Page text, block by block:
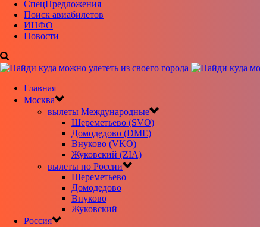
CпецПредложения
Поиск авиабилетов
ИНФО
Новости
Главная
Москва
вылеты Международные
Шереметьево (SVO)
Домодедово (DME)
Внуково (VKO)
Жуковский (ZIA)
вылеты по России
Шереметьево
Домодедово
Внуково
Жуковский
Россия